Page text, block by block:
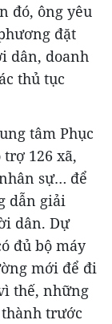
đó, ông yêu
đặt
dân, doanh
thủ tục
tâm Phục
126 xã,
sự… để
dẫn giải
dân. Dự
đủ bộ máy
mới để đi
thế, những
trước